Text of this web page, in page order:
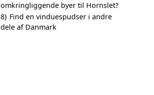
omkringliggende byer til Hornslet?
8) Find en vinduespudser i andre
dele af Danmark